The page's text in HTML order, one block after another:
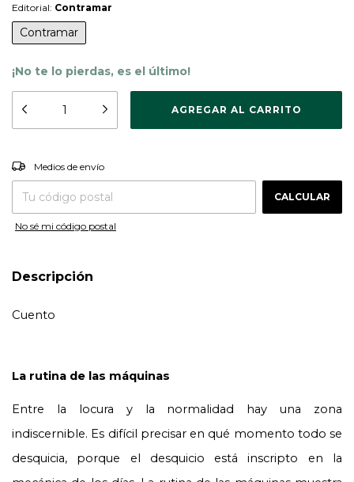
Editorial: Contramar
Contramar
¡No te lo pierdas, es el último!
Entregas para el CP:
Medios de envío
CALCULAR
No sé mi código postal
Descripción
Cuento
La rutina de las máquinas
Entre la locura y la normalidad hay una zona
indiscernible. Es difícil precisar en qué momento todo se
desquicia, porque el desquicio está inscripto en la